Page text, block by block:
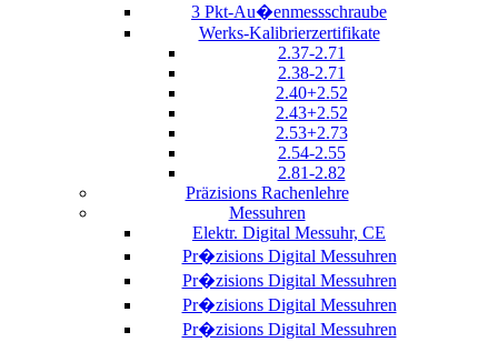
3 Pkt-Au�enmessschraube
Werks-Kalibrierzertifikate
2.37-2.71
2.38-2.71
2.40+2.52
2.43+2.52
2.53+2.73
2.54-2.55
2.81-2.82
Präzisions Rachenlehre
Messuhren
Elektr. Digital Messuhr, CE
Pr�zisions Digital Messuhren
Pr�zisions Digital Messuhren
Pr�zisions Digital Messuhren
Pr�zisions Digital Messuhren